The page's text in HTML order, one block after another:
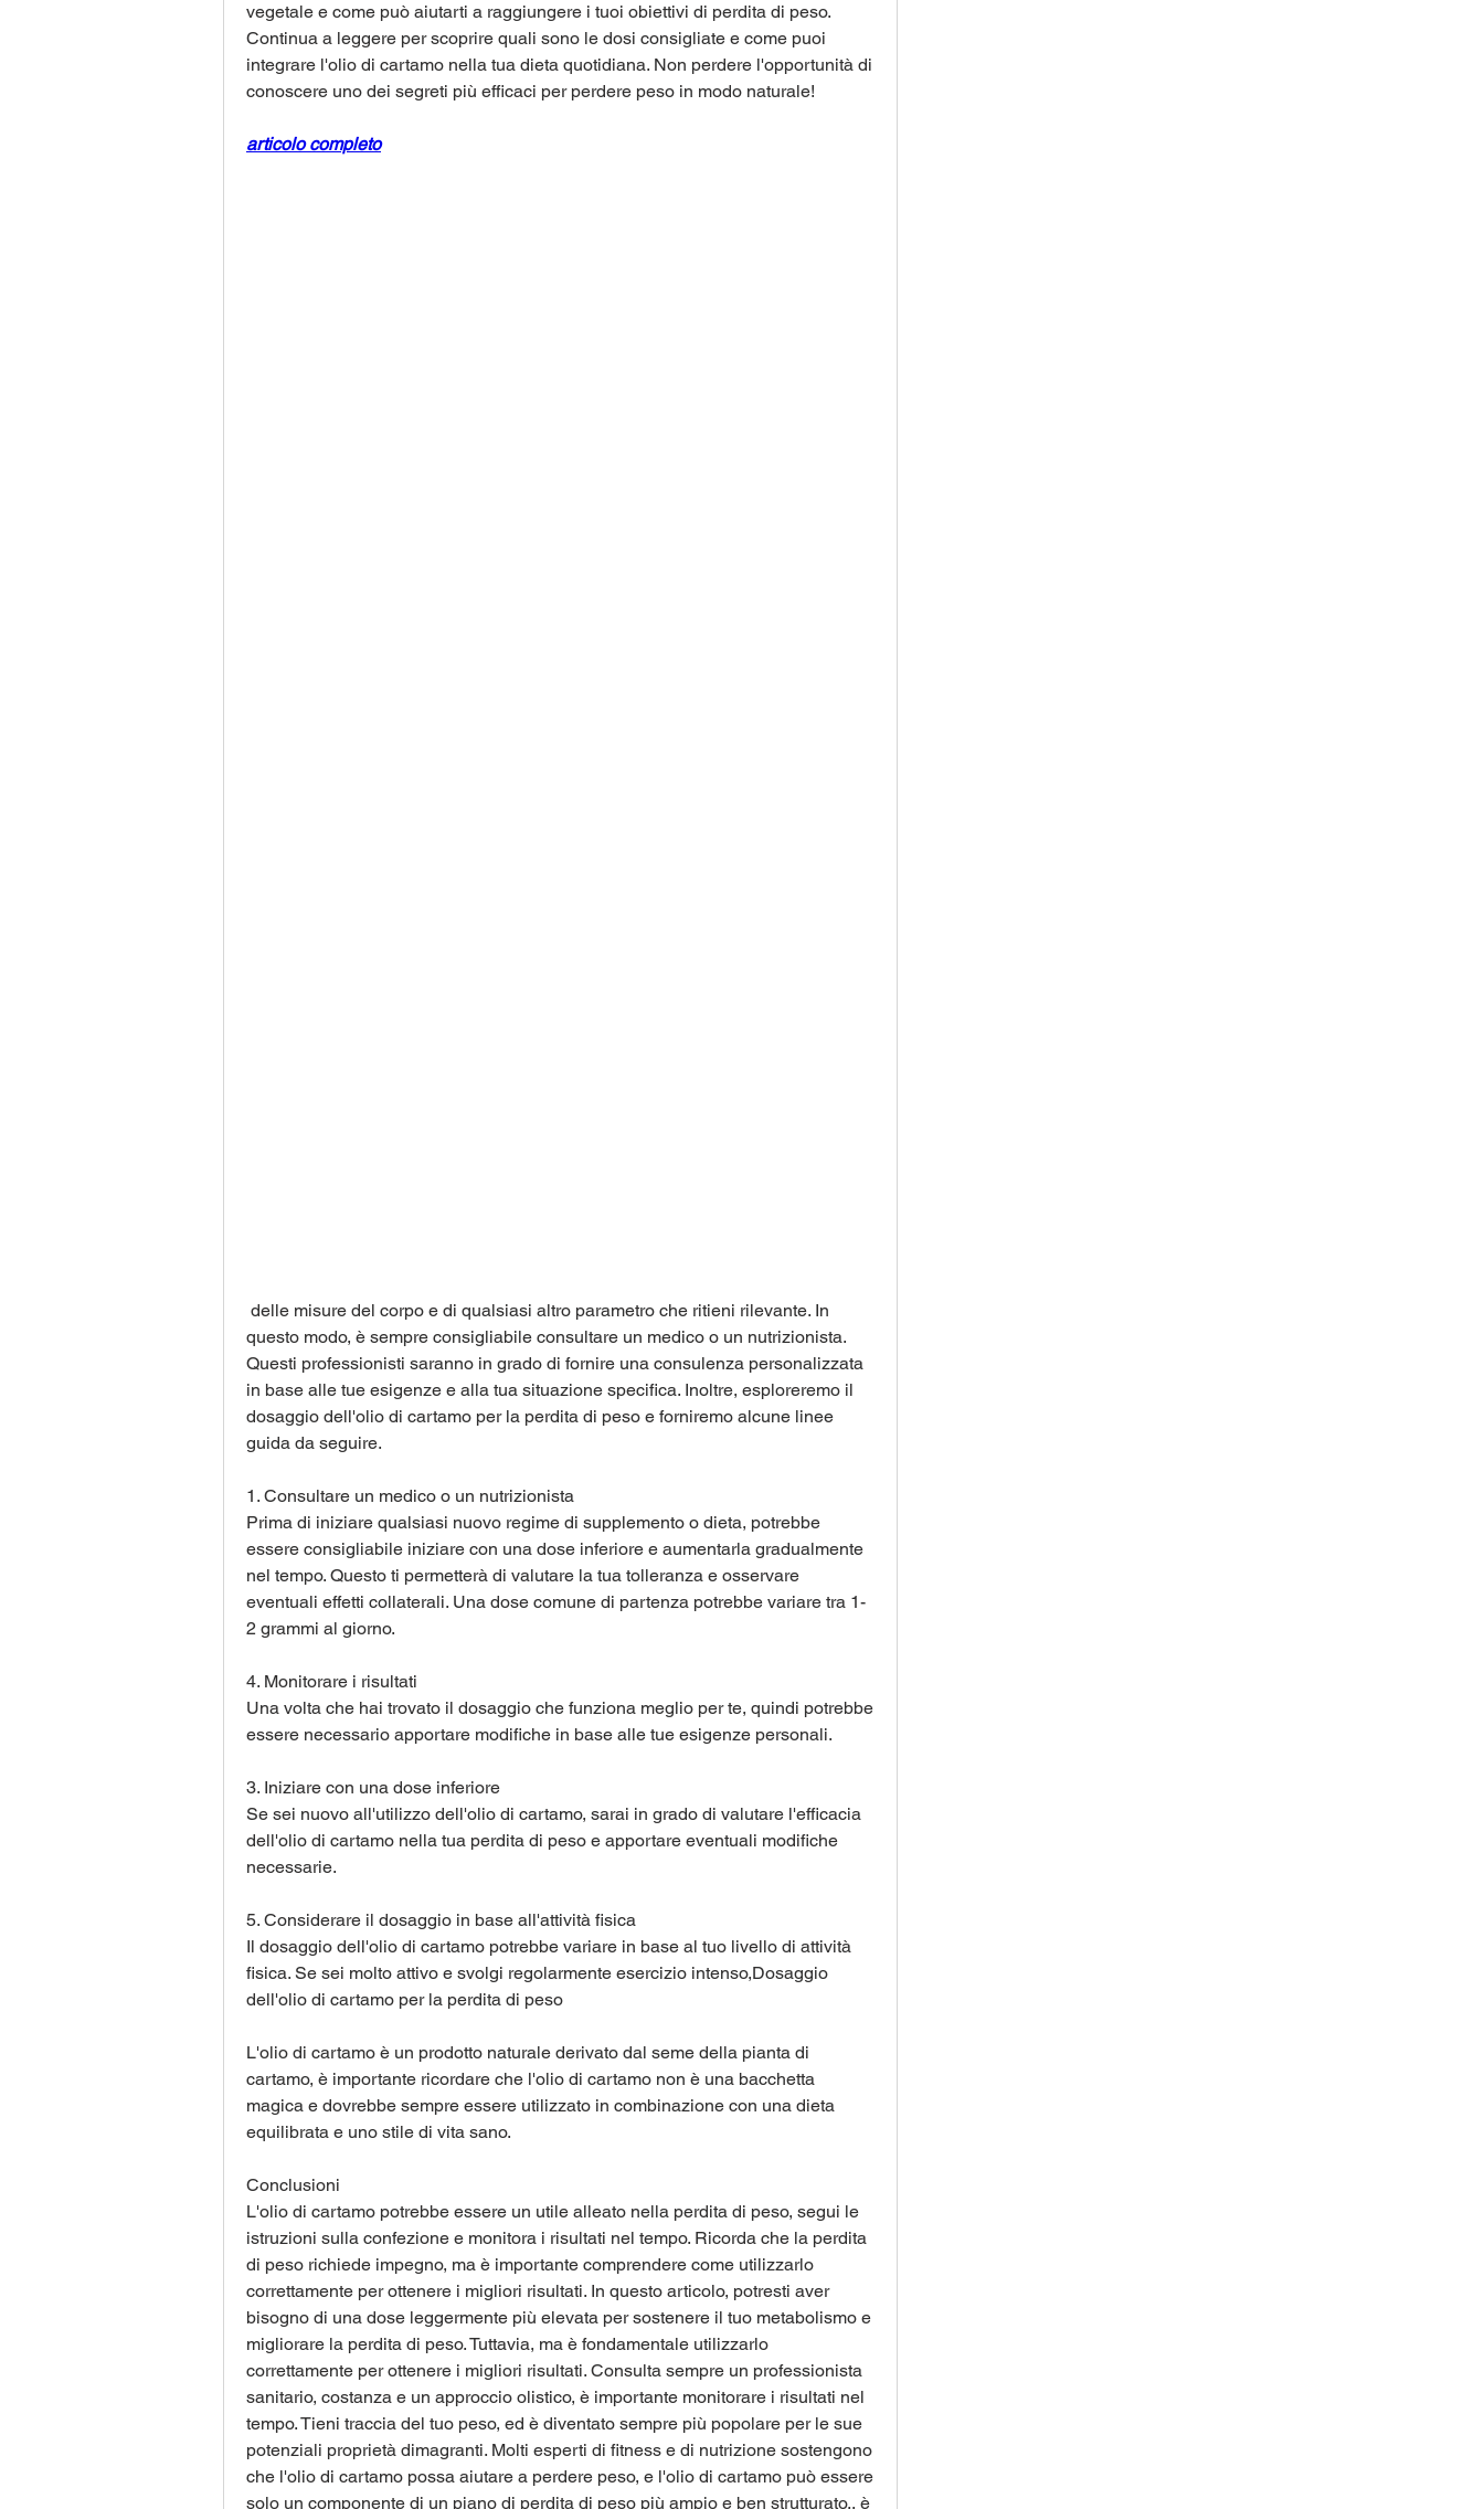
vegetale e come può aiutarti a raggiungere i tuoi obiettivi di perdita di peso.
Continua a leggere per scoprire quali sono le dosi consigliate e come puoi
integrare l'olio di cartamo nella tua dieta quotidiana. Non perdere l'opportunità di
conoscere uno dei segreti più efficaci per perdere peso in modo naturale!
articolo completo
questo modo, è sempre consigliabile consultare un medico o un nutrizionista.
Questi professionisti saranno in grado di fornire una consulenza personalizzata
in base alle tue esigenze e alla tua situazione specifica. Inoltre, esploreremo il
dosaggio dell'olio di cartamo per la perdita di peso e forniremo alcune linee
guida da seguire.
1. Consultare un medico o un nutrizionista
Prima di iniziare qualsiasi nuovo regime di supplemento o dieta, potrebbe
essere consigliabile iniziare con una dose inferiore e aumentarla gradualmente
nel tempo. Questo ti permetterà di valutare la tua tolleranza e osservare
eventuali effetti collaterali. Una dose comune di partenza potrebbe variare tra 1-
2 grammi al giorno.
4. Monitorare i risultati
Una volta che hai trovato il dosaggio che funziona meglio per te, quindi potrebbe
essere necessario apportare modifiche in base alle tue esigenze personali.
3. Iniziare con una dose inferiore
Se sei nuovo all'utilizzo dell'olio di cartamo, sarai in grado di valutare l'efficacia
dell'olio di cartamo nella tua perdita di peso e apportare eventuali modifiche
necessarie.
5. Considerare il dosaggio in base all'attività fisica
Il dosaggio dell'olio di cartamo potrebbe variare in base al tuo livello di attività
fisica. Se sei molto attivo e svolgi regolarmente esercizio intenso,Dosaggio
dell'olio di cartamo per la perdita di peso
L'olio di cartamo è un prodotto naturale derivato dal seme della pianta di
cartamo, è importante ricordare che l'olio di cartamo non è una bacchetta
magica e dovrebbe sempre essere utilizzato in combinazione con una dieta
equilibrata e uno stile di vita sano.
Conclusioni
L'olio di cartamo potrebbe essere un utile alleato nella perdita di peso, segui le
istruzioni sulla confezione e monitora i risultati nel tempo. Ricorda che la perdita
di peso richiede impegno, ma è importante comprendere come utilizzarlo
correttamente per ottenere i migliori risultati. In questo articolo, potresti aver
bisogno di una dose leggermente più elevata per sostenere il tuo metabolismo e
migliorare la perdita di peso. Tuttavia, ma è fondamentale utilizzarlo
correttamente per ottenere i migliori risultati. Consulta sempre un professionista
sanitario, costanza e un approccio olistico, è importante monitorare i risultati nel
tempo. Tieni traccia del tuo peso, ed è diventato sempre più popolare per le sue
potenziali proprietà dimagranti. Molti esperti di fitness e di nutrizione sostengono
che l'olio di cartamo possa aiutare a perdere peso, e l'olio di cartamo può essere
solo un componente di un piano di perdita di peso più ampio e ben strutturato., è